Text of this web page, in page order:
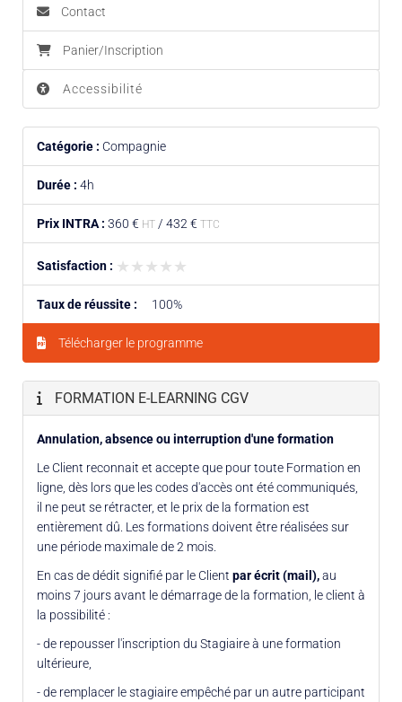
Contact
Panier/Inscription
Accessibilité
Catégorie : Compagnie
Durée : 4h
Prix INTRA : 360 € HT / 432 € TTC
Satisfaction : ★★★★★
★★★★★
Taux de réussite : 100%
Télécharger le programme
FORMATION E-LEARNING CGV
Annulation, absence ou interruption d'une formation
Le Client reconnait et accepte que pour toute Formation en
ligne, dès lors que les codes d'accès ont été communiqués,
il ne peut se rétracter, et le prix de la formation est
entièrement dû. Les formations doivent être réalisées sur
une période maximale de 2 mois.
En cas de dédit signifié par le Client par écrit (mail),au
moins 7 jours avant le démarrage de la formation, le client à
la possibilité :
- de repousser l'inscription du Stagiaire à une formation
ultérieure,
- de remplacer le stagiaire empêché par un autre participant